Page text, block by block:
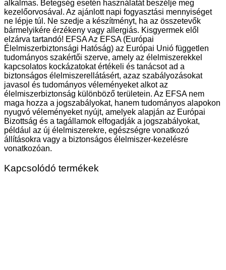
alkalmas. Betegség esetén használatát beszélje meg
kezelőorvosával. Az ajánlott napi fogyasztási mennyiséget
ne lépje túl. Ne szedje a készítményt, ha az összetevők
bármelyikére érzékeny vagy allergiás. Kisgyermek elől
elzárva tartandó! EFSA Az EFSA (Európai
Élelmiszerbiztonsági Hatóság) az Európai Unió független
tudományos szakértői szerve, amely az élelmiszerekkel
kapcsolatos kockázatokat értékeli és tanácsot ad a
biztonságos élelmiszerellátásért, azaz szabályozásokat
javasol és tudományos véleményeket alkot az
élelmiszerbiztonság különböző területein. Az EFSA nem
maga hozza a jogszabályokat, hanem tudományos alapokon
nyugvó véleményeket nyújt, amelyek alapján az Európai
Bizottság és a tagállamok elfogadják a jogszabályokat,
például az új élelmiszerekre, egészségre vonatkozó
állításokra vagy a biztonságos élelmiszer-kezelésre
vonatkozóan.
Kapcsolódó termékek